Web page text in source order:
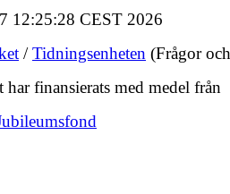
12:25:28 CEST 2026
/Tidningsenheten (Frågor
finansierats med medel från